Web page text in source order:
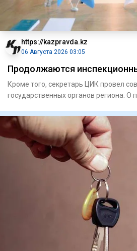
https://kazpravda.kz
06 Августа 2026 03:05
Продолжаются
Кроме того, секретарь ЦИК провел
государственных органов региона. О